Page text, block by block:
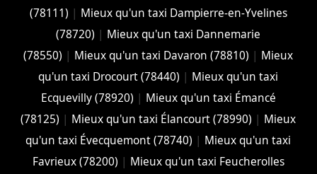
(78111) | Mieux qu'un taxi Dampierre-en-Yvelines
(78720) | Mieux qu'un taxi Dannemarie
(78550) | Mieux qu'un taxi Davaron (78810) | Mieux
qu'un taxi Drocourt (78440) | Mieux qu'un taxi
Ecquevilly (78920) | Mieux qu'un taxi Émancé
(78125) | Mieux qu'un taxi Élancourt (78990) | Mieux
qu'un taxi Évecquemont (78740) | Mieux qu'un taxi
Favrieux (78200) | Mieux qu'un taxi Feucherolles